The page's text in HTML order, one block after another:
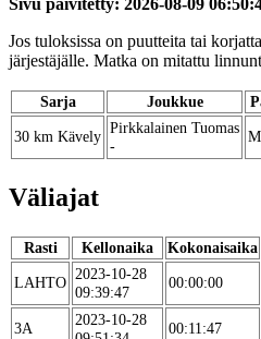
Jos tuloksissa on puutteita tai
järjestäjälle. Matka on mitattu
Sarja Joukkue
30 km Kävely Pirkkalainen Tuomas
-
Väliajat
Rasti Kellonaika Kokonaisaika
LAHTO 2023-10-28
09:39:47
00:00:00
3A
2023-10-28
00:11:47